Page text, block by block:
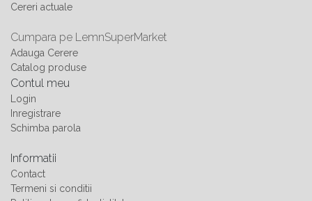
Cereri actuale
Cumpara pe LemnSuperMarket
Adauga Cerere
Catalog produse
Contul meu
Login
Inregistrare
Schimba parola
Informatii
Contact
Termeni si conditii